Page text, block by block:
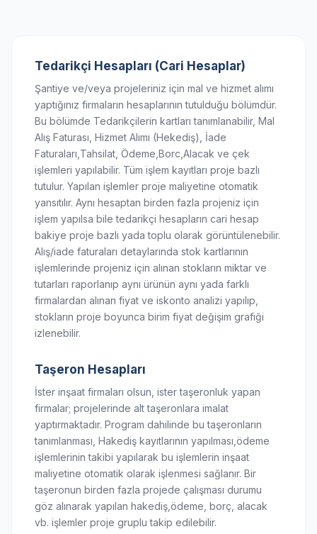
Tedarikçi Hesapları (Cari Hesaplar)
Şantiye ve/veya projeleriniz için mal ve hizmet alımı
yaptığınız firmaların hesaplarının tutulduğu bölümdür.
Bu bölümde Tedarikçilerin kartları tanımlanabilir, Mal
Alış Faturası, Hizmet Alımı (Hekediş), İade
Faturaları,Tahsilat, Ödeme,Borc,Alacak ve çek
işlemleri yapılabilir. Tüm işlem kayıtları proje bazlı
tutulur. Yapılan işlemler proje maliyetine otomatik
yansıtılır. Aynı hesaptan birden fazla projeniz için
işlem yapılsa bile tedarikçi hesapların cari hesap
bakiye proje bazlı yada toplu olarak görüntülenebilir.
Alış/iade faturaları detaylarında stok kartlarının
işlemlerinde projeniz için alınan stokların miktar ve
tutarları raporlanıp aynı ürünün aynı yada farklı
firmalardan alınan fiyat ve iskonto analizi yapılıp,
stokların proje boyunca birim fiyat değişim grafiği
izlenebilir.
Taşeron Hesapları
İster inşaat firmaları olsun, ister taşeronluk yapan
firmalar; projelerinde alt taşeronlara imalat
yaptırmaktadır. Program dahilinde bu taşeronların
tanımlanması, Hakediş kayıtlarının yapılması,ödeme
işlemlerinin takibi yapılarak bu işlemlerin inşaat
maliyetine otomatik olarak işlenmesi sağlanır. Bir
taşeronun birden fazla projede çalışması durumu
göz alınarak yapılan hakediş,ödeme, borç, alacak
vb. işlemler proje gruplu takip edilebilir.